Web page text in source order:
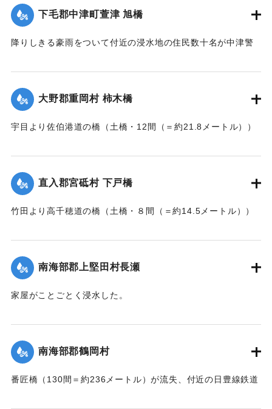
｜固有コード: 002680198
下毛郡中津町萱津 旭橋
降りしきる豪雨をついて付近の浸水地の住民数十名が中津警
水は明治26年の水害に比べても割合が大きく、浸水家屋が
200戸に及んでいるのは要するに排水地である橋の上に不自然
な住宅を建築する許可を当局が出したためとして、その不当
と13日以来、住民の間で協議が進められてきたが、費用など
憤慨している。
大野郡重岡村 柿木橋
宇目より佐伯港道の橋（土橋・12間（＝約21.8メートル））
｜固有コード: 002680200
直入郡宮砥村 下戸橋
竹田より高千穂道の橋（土橋・８間（＝約14.5メートル））
｜固有コード: 002680201
南海部郡上堅田村長瀬
家屋がことごとく浸水した。
｜固有コード:
南海部郡鶴岡村
番匠橋（130間＝約236メートル）が流失、付近の日豊線鉄道